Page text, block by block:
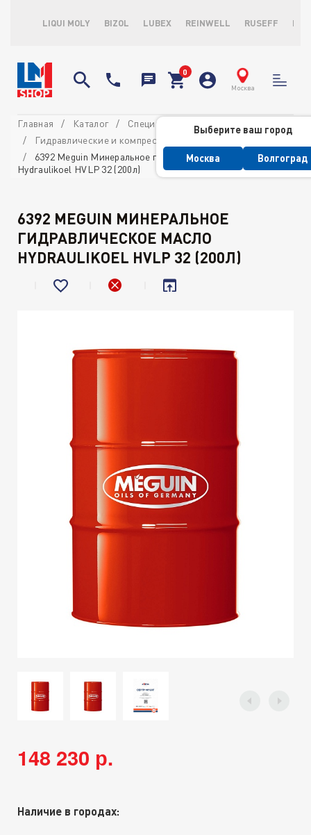
LIQUI MOLY BIZOL LUBEX REINWELL RUSEFF
Москва
Выберите ваш город
Москва Волгоград
Главная Каталог
Специализированные масла
Гидравлические и компрессорные масла
6392 Meguin Минеральное гидравлическое масло
Hydraulikoel HVLP 32 (200л)
6392 MEGUIN МИНЕРАЛЬНОЕ
ГИДРАВЛИЧЕСКОЕ МАСЛО
HYDRAULIKOEL HVLP 32 (200Л)
148 230 р.
Наличие в городах: